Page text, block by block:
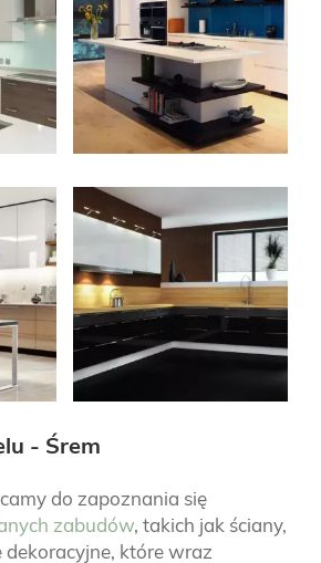
- Śrem
do zapoznania się
zabudów, takich jak ściany,
które wraz